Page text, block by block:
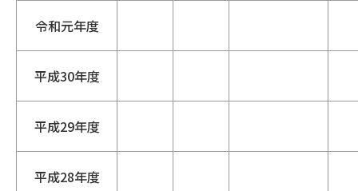
令和元年度
平成30年度
平成29年度
平成28年度